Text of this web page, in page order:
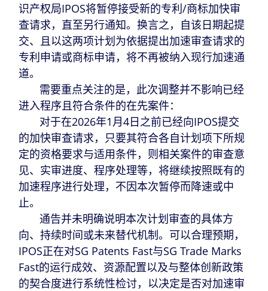
识产权局IPOS将暂停接受新的专利/商标加快审
查请求，直至另行通知。换言之，自该日期起提
交、且以这两项计划为依据提出加速审查请求的
专利申请或商标申请，将不再被纳入现行加速通
道。
需要重点关注的是，此次调整并不影响已经
进入程序且符合条件的在先案件：
对于在2026年1月4日之前已经向IPOS提交
的加快审查请求，只要其符合各自计划项下所规
定的资格要求与适用条件，则相关案件的审查意
见、实审进度、程序处理等，将继续按照既有的
加速程序进行处理，不因本次暂停而降速或中
止。
通告并未明确说明本次计划审查的具体方
向、持续时间或未来替代机制。可以合理预期，
IPOS正在对SG Patents Fast与SG Trade Marks
Fast的运行成效、资源配置以及与整体创新政策
的契合度进行系统性检讨，以决定是否对加速审